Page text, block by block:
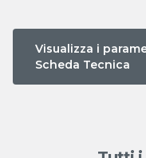
Visualizza i
Scheda Tecnica